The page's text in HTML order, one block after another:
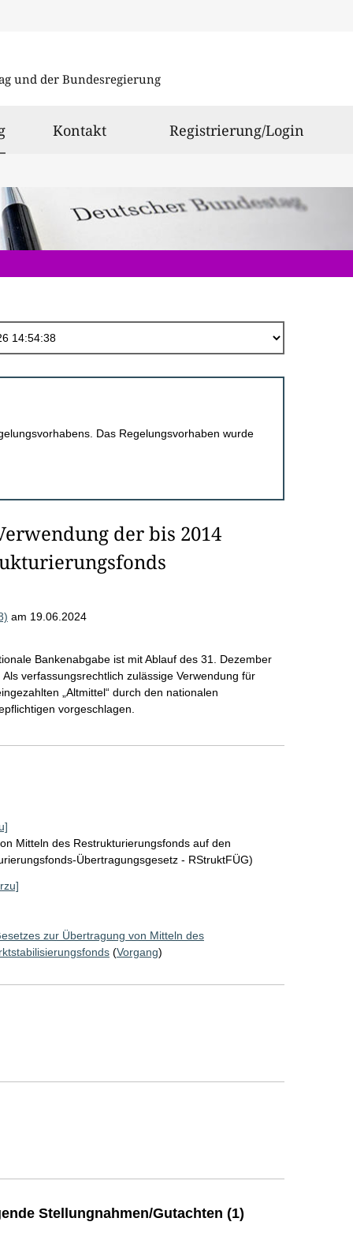
und der Bundesregierung
ausgewählt
Kontakt Registrierung/Login
Das Regelungsvorhaben wurde
der bis 2014
am 19.06.2024
Bankenabgabe ist mit Ablauf des 31. Dezember
verfassungsrechtlich zulässige Verwendung für
„Altmittel“ durch den nationalen
vorgeschlagen.
Mitteln des Restrukturierungsfonds auf den
Übertragungsgesetz - RStruktFÜG)
zur Übertragung von Mitteln des
(Vorgang)
Stellungnahmen/Gutachten (1)